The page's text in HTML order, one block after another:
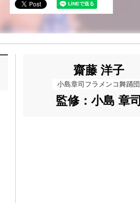
齋藤 洋子
小島章司フラメンコ舞踊団
監修：小島 章司